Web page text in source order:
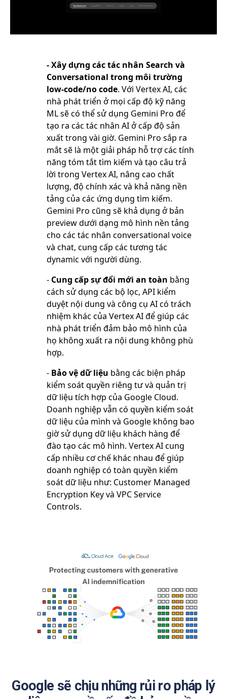
- Xây dựng các tác nhân Search và
Conversational trong môi trường
low-code/no code. Với Vertex AI, các
nhà phát triển ở mọi cấp độ kỹ năng
ML sẽ có thể sử dụng Gemini Pro để
tạo ra các tác nhân AI ở cấp độ sản
xuất trong vài giờ. Gemini Pro sắp ra
mắt sẽ là một giải pháp hỗ trợ các tính
năng tóm tắt tìm kiếm và tạo câu trả
lời trong Vertex AI, nâng cao chất
lượng, độ chính xác và khả năng nền
tảng của các ứng dụng tìm kiếm.
Gemini Pro cũng sẽ khả dụng ở bản
preview dưới dạng mô hình nền tảng
cho các tác nhân conversational voice
và chat, cung cấp các tương tác
dynamic với người dùng.
- Cung cấp sự đổi mới an toàn bằng
cách sử dụng các bộ lọc, API kiểm
duyệt nội dung và công cụ AI có trách
nhiệm khác của Vertex AI để giúp các
nhà phát triển đảm bảo mô hình của
họ không xuất ra nội dung không phù
hợp.
- Bảo vệ dữ liệu bằng các biện pháp
kiểm soát quyền riêng tư và quản trị
dữ liệu tích hợp của Google Cloud.
Doanh nghiệp vẫn có quyền kiểm soát
dữ liệu của mình và Google không bao
giờ sử dụng dữ liệu khách hàng để
đào tạo các mô hình. Vertex AI cung
cấp nhiều cơ chế khác nhau để giúp
doanh nghiệp có toàn quyền kiểm
soát dữ liệu như: Customer Managed
Encryption Key và VPC Service
Controls.
Google sẽ chịu những rủi ro pháp lý